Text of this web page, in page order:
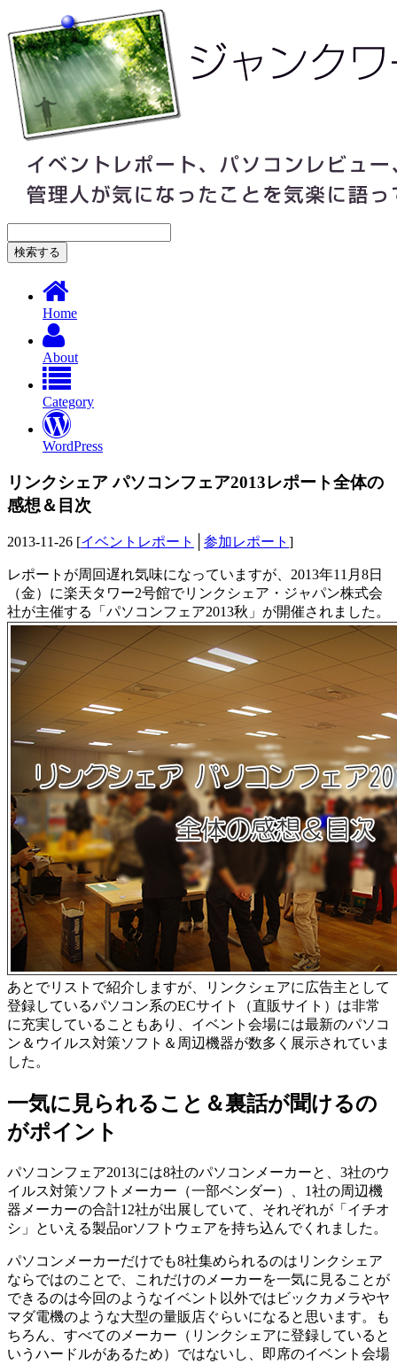
Home
About
Category
WordPress
リンクシェア パソコンフェア2013レポート全体の
感想＆目次
2013-11-26 [イベントレポート 参加レポート ]
レポートが周回遅れ気味になっていますが、2013年11月8日
（金）に楽天タワー2号館でリンクシェア・ジャパン株式会
社が主催する「パソコンフェア2013秋」が開催されました。
あとでリストで紹介しますが、リンクシェアに広告主として
登録しているパソコン系のECサイト（直販サイト）は非常
に充実していることもあり、イベント会場には最新のパソコ
ン＆ウイルス対策ソフト＆周辺機器が数多く展示されていま
した。
一気に見られること＆裏話が聞けるの
がポイント
パソコンフェア2013には8社のパソコンメーカーと、3社のウ
イルス対策ソフトメーカー（一部ベンダー）、1社の周辺機
器メーカーの合計12社が出展していて、それぞれが「イチオ
シ」といえる製品orソフトウェアを持ち込んでくれました。
パソコンメーカーだけでも8社集められるのはリンクシェア
ならではのことで、これだけのメーカーを一気に見ることが
できるのは今回のようなイベント以外ではビックカメラやヤ
マダ電機のような大型の量販店ぐらいになると思います。も
ちろん、すべてのメーカー（リンクシェアに登録していると
いうハードルがあるため）ではないし、即席のイベント会場